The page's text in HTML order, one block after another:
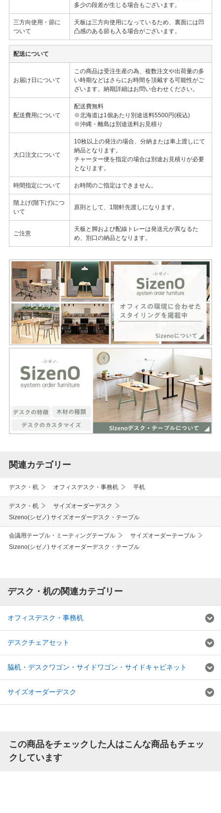
多少の段差が生じる場合もございます。
三方向使用・節に
ついて
天板は三方向使用になっているため、裏面には凹
凸感のある節も入る場合がございます。
配送について
お届け日について
この商品は受注生産の為、複数注文や出荷量の多
い時期などはさらにお時間を頂戴する可能性がご
ざいます。納期詳細はお問い合わせください。
配送費用について
配送費無料
※北海道は1個あたり別途送料5500円(税込)
※沖縄・離島は別途送料お見積り
大口注文について
10枚以上の発注の場合、分納または車上渡しにて
納品となります。
チャーター便を指定の場合は別途お見積りが必要
となります。
時間指定について お時間のご指定はできません。
階上げ(階下げ)につ
いて
原則として、1階軒先渡しになります。
ご注意
天板と脚および配線トレーは発送元が異なるた
め、別口の納品となります。
関連カテゴリー
デスク・机 オフィスデスク・事務机 平机
デスク・机
サイズオーダーデスク
Sizeno(シゼノ) サイズオーダーデスク・テーブル
会議用テーブル・ミーティングテーブル
サイズオーダーテーブル
Sizeno(シゼノ) サイズオーダーデスク・テーブル
デスク・机の関連カテゴリー
オフィスデスク・事務机
デスクチェアセット
脇机・デスクワゴン・サイドワゴン・サイドキャビネット
サイズオーダーデスク
この商品をチェックした人はこんな商品もチェッ
クしています